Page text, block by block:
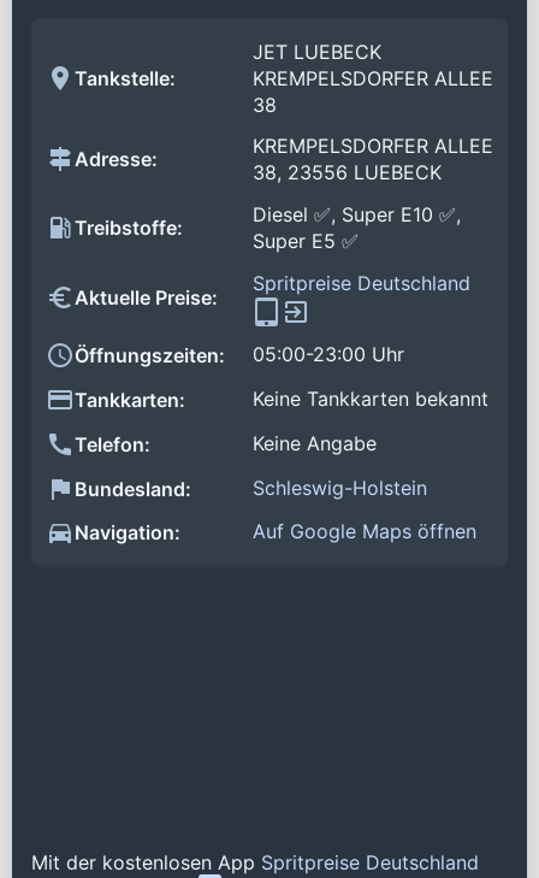
Tankstelle:
JET LUEBECK
KREMPELSDORFER ALLEE
38
Adresse:
KREMPELSDORFER ALLEE
38, 23556 LUEBECK
Treibstoffe:
Diesel ✅, Super E10 ✅,
Super E5 ✅
Aktuelle Preise:
Spritpreise Deutschland
Öffnungszeiten:
05:00-23:00 Uhr
Tankkarten:
Keine Tankkarten bekannt
Telefon:
Keine Angabe
Bundesland:
Schleswig-Holstein
Navigation:
Auf Google Maps öffnen
Mit der kostenlosen App Spritpreise Deutschland